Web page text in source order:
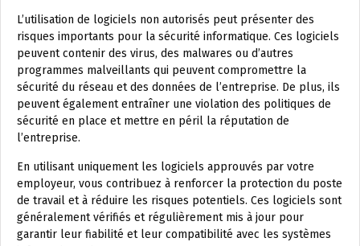
L’utilisation de logiciels non autorisés peut présenter des
risques importants pour la sécurité informatique. Ces logiciels
peuvent contenir des virus, des malwares ou d’autres
programmes malveillants qui peuvent compromettre la
sécurité du réseau et des données de l’entreprise. De plus, ils
peuvent également entraîner une violation des politiques de
sécurité en place et mettre en péril la réputation de
l’entreprise.
En utilisant uniquement les logiciels approuvés par votre
employeur, vous contribuez à renforcer la protection du poste
de travail et à réduire les risques potentiels. Ces logiciels sont
généralement vérifiés et régulièrement mis à jour pour
garantir leur fiabilité et leur compatibilité avec les systèmes